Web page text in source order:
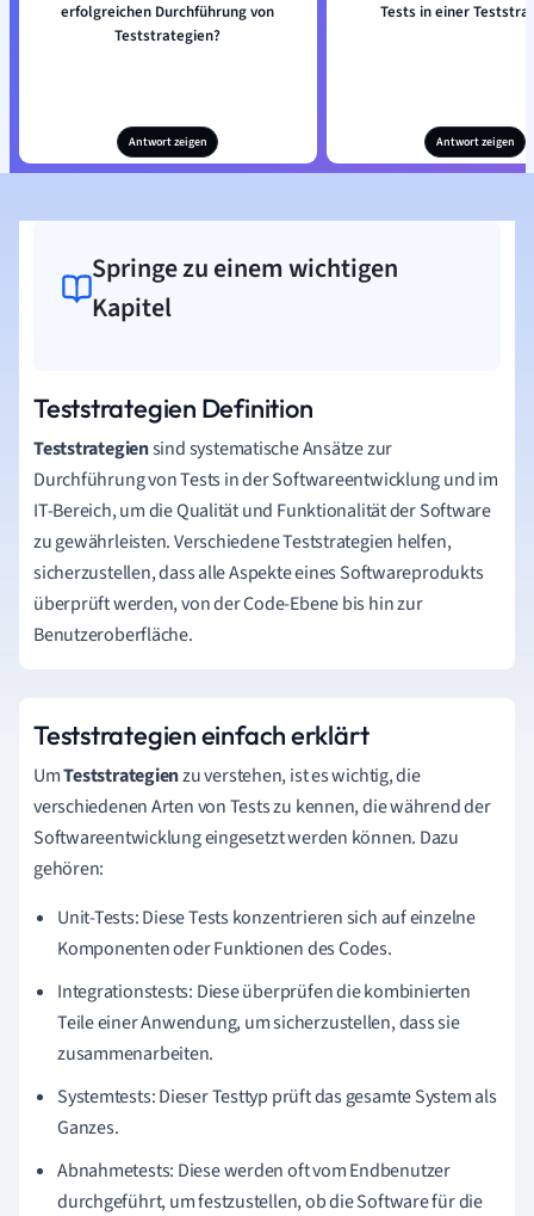
erfolgreichen Durchführung von
Teststrategien?
Antwort zeigen
Tests in einer
Antwort zeigen
Springe zu einem wichtigen
Kapitel
Teststrategien Definition
Teststrategiensind systematische Ansätze zur
Durchführung von Tests in der Softwareentwicklung und im
IT-Bereich, um die Qualität und Funktionalität der Software
zu gewährleisten. Verschiedene Teststrategien helfen,
sicherzustellen, dass alle Aspekte eines Softwareprodukts
überprüft werden, von der Code-Ebene bis hin zur
Benutzeroberfläche.
Teststrategien einfach erklärt
UmTeststrategienzu verstehen, ist es wichtig, die
verschiedenen Arten von Tests zu kennen, die während der
Softwareentwicklung eingesetzt werden können. Dazu
gehören:
Unit-Tests: Diese Tests konzentrieren sich auf einzelne
Komponenten oder Funktionen des Codes.
Integrationstests: Diese überprüfen die kombinierten
Teile einer Anwendung, um sicherzustellen, dass sie
zusammenarbeiten.
Systemtests: Dieser Testtyp prüft das gesamte System als
Ganzes.
Abnahmetests: Diese werden oft vom Endbenutzer
durchgeführt, um festzustellen, ob die Software für die